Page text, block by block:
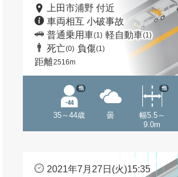
上田市浦野 付近
車両相互 小破事故
普通乗用車(1) 軽自動車(1)
死亡(0) 負傷(1)
距離2516m
35～44歳
他
曇
幅5.5～
9.0m
他
2021年7月27日(火)15:35